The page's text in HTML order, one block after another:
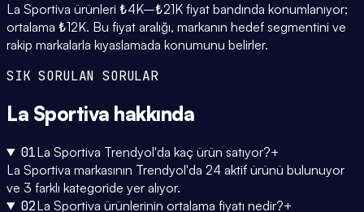
La Sportiva ürünleri ₺4K–₺21K fiyat bandında konumlanıyor;
ortalama ₺12K. Bu fiyat aralığı, markanın hedef segmentini ve
rakip markalarla kıyaslamada konumunu belirler.
SIK SORULAN SORULAR
La Sportiva hakkında
01La Sportiva Trendyol'da kaç ürün satıyor?+
La Sportiva markasının Trendyol'da 24 aktif ürünü bulunuyor
ve 3 farklı kategoride yer alıyor.
02La Sportiva ürünlerinin ortalama fiyatı nedir?+